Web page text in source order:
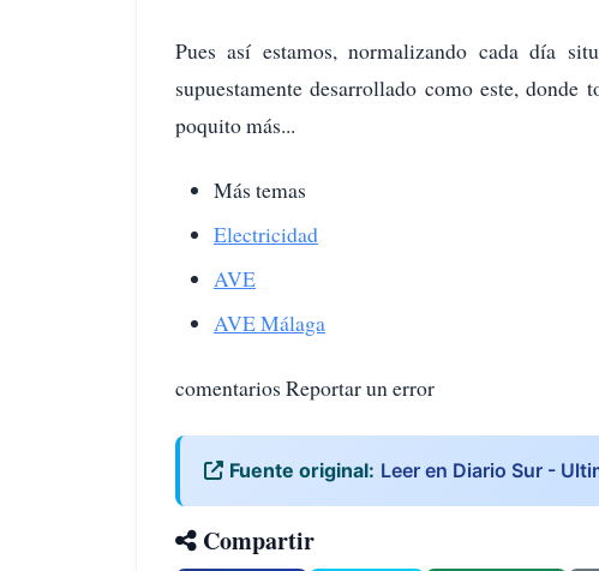
Pues así estamos, normalizando cada día
supuestamente desarrollado como este,
poquito más...
Más temas
Electricidad
AVE
AVE Málaga
comentarios Reportar un error
Fuente original: Leer en Diario Sur -
Compartir